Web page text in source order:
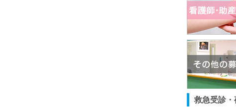
救急受診